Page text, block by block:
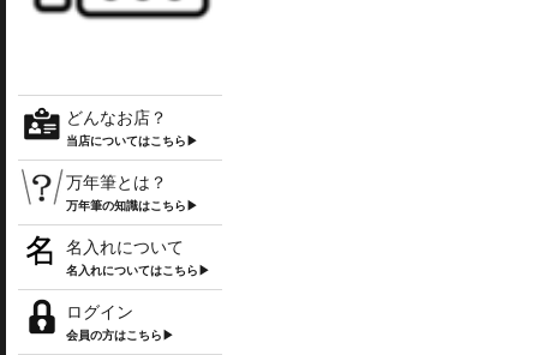
どんなお店？
当店についてはこちら▶
万年筆とは？
万年筆の知識はこちら▶
名入れについて
名入れについてはこちら▶
ログイン
会員の方はこちら▶